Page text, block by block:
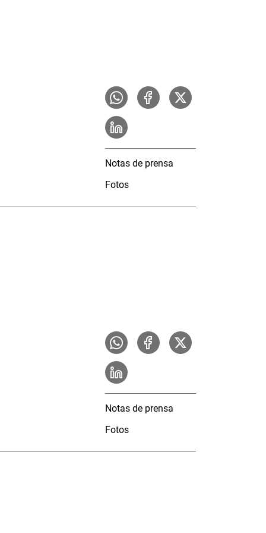
Notas de prensa
Fotos
Notas de prensa
Fotos